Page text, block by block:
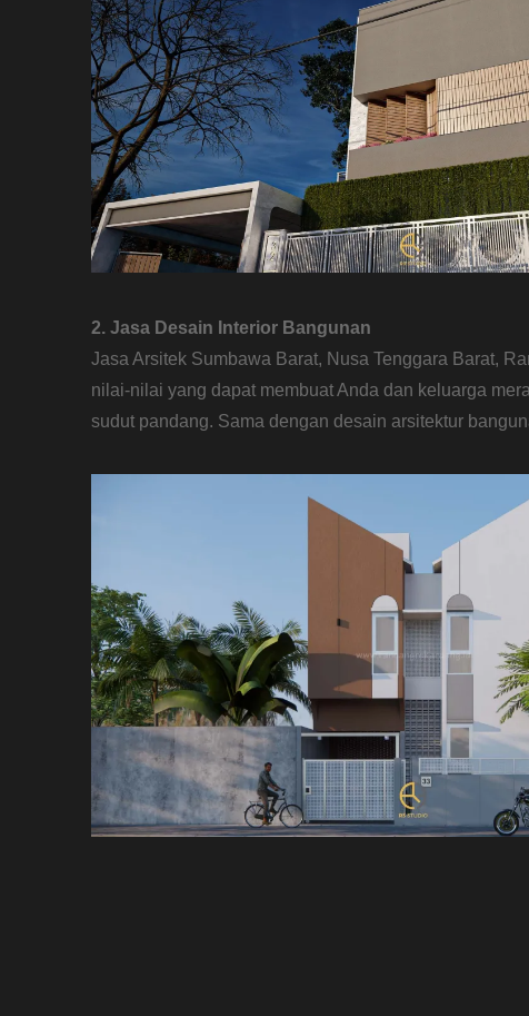
2. Jasa Desain Interior Bangunan
Jasa Arsitek Sumbawa Barat, Nusa Tenggara Barat,
nilai-nilai yang dapat membuat Anda dan keluarga
sudut pandang. Sama dengan desain arsitektur